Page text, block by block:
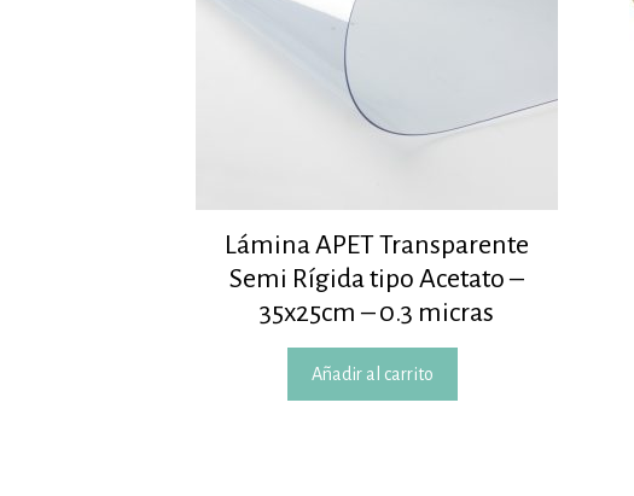
Lámina APET Transparente
Semi Rígida tipo Acetato –
35x25cm – 0.3 micras
Añadir al carrito